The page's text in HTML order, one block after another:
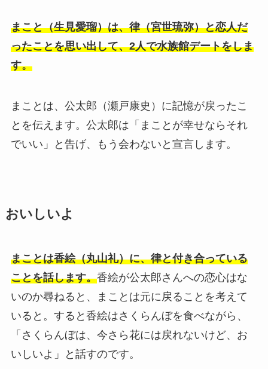
まこと（生見愛瑠）は、律（宮世琉弥）と恋人だ
ったことを思い出して、2人で水族館デートをしま
す。
まことは、公太郎（瀬戸康史）に記憶が戻ったこ
とを伝えます。公太郎は「まことが幸せならそれ
でいい」と告げ、もう会わないと宣言します。
おいしいよ
まことは香絵（丸山礼）に、律と付き合っている
ことを話します。香絵が公太郎さんへの恋心はな
いのか尋ねると、まことは元に戻ることを考えて
いると。すると香絵はさくらんぼを食べながら、
「さくらんぼは、今さら花には戻れないけど、お
いしいよ」と話すのです。